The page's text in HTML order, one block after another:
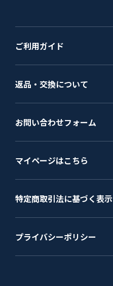
ご利用ガイド
返品・交換について
お問い合わせフォーム
マイページはこちら
特定商取引法に基づく表示
プライバシーポリシー